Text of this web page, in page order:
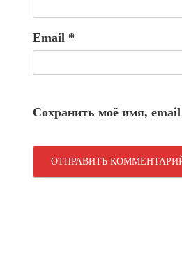
Email *
Сохранить моё имя,